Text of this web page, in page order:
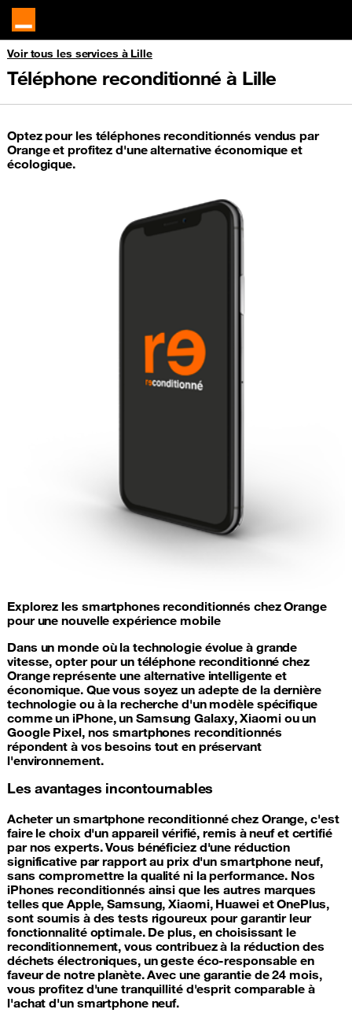
Voir tous les services à Lille
Téléphone reconditionné à Lille
Optez pour les téléphones reconditionnés vendus par
Orange et profitez d'une alternative économique et
écologique.
Explorez les smartphones reconditionnés chez Orange
pour une nouvelle expérience mobile
Dans un monde où la technologie évolue à grande
vitesse, opter pour un téléphone reconditionné chez
Orange représente une alternative intelligente et
économique. Que vous soyez un adepte de la dernière
technologie ou à la recherche d'un modèle spécifique
comme un iPhone, un Samsung Galaxy, Xiaomi ou un
Google Pixel, nos smartphones reconditionnés
répondent à vos besoins tout en préservant
l'environnement.
Les avantages incontournables
Acheter un smartphone reconditionné chez Orange, c'est
faire le choix d'un appareil vérifié, remis à neuf et certifié
par nos experts. Vous bénéficiez d'une réduction
significative par rapport au prix d'un smartphone neuf,
sans compromettre la qualité ni la performance. Nos
iPhones reconditionnés ainsi que les autres marques
telles que Apple, Samsung, Xiaomi, Huawei et OnePlus,
sont soumis à des tests rigoureux pour garantir leur
fonctionnalité optimale. De plus, en choisissant le
reconditionnement, vous contribuez à la réduction des
déchets électroniques, un geste éco-responsable en
faveur de notre planète. Avec une garantie de 24 mois,
vous profitez d'une tranquillité d'esprit comparable à
l'achat d'un smartphone neuf.